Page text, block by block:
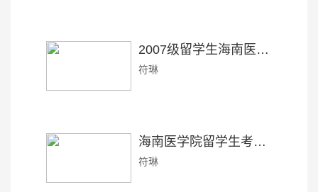
2007级留学生海南医学院附属医院实习轮转表
符琳
海南医学院留学生考勤办法（医学类）
符琳